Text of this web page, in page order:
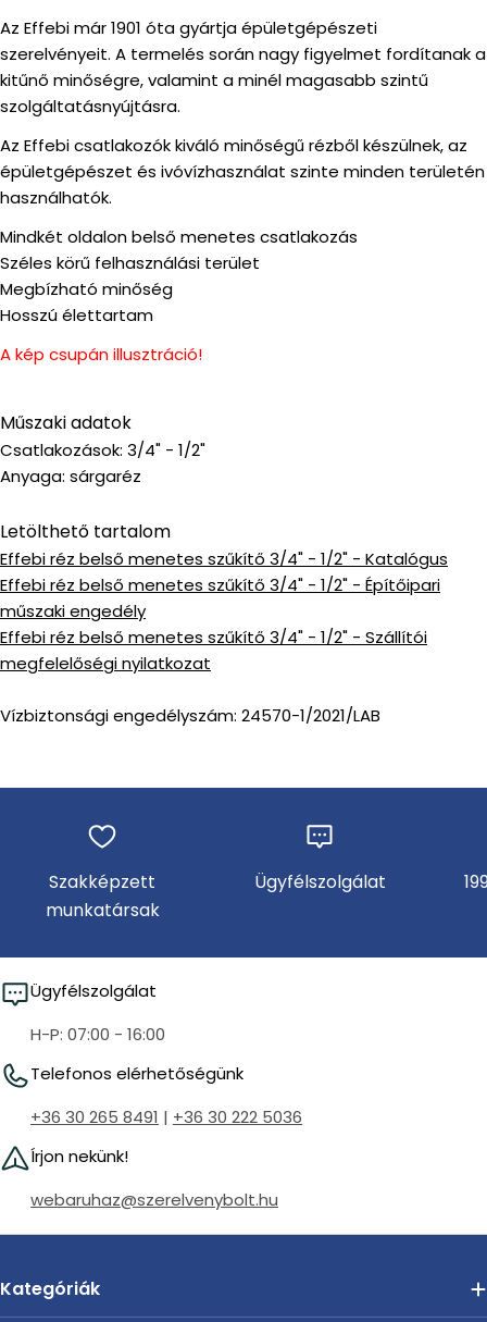
Az Effebi már 1901 óta gyártja épületgépészeti
szerelvényeit. A termelés során nagy figyelmet fordítanak a
kitűnő minőségre, valamint a minél magasabb szintű
szolgáltatásnyújtásra.
Az Effebi csatlakozók kiváló minőségű rézből készülnek, az
épületgépészet és ivóvízhasználat szinte minden területén
használhatók.
Mindkét oldalon belső menetes csatlakozás
Széles körű felhasználási terület
Megbízható minőség
Hosszú élettartam
A kép csupán illusztráció!
Műszaki adatok
Csatlakozások: 3/4" - 1/2"
Anyaga: sárgaréz
Letölthető tartalom
Effebi réz belső menetes szűkítő 3/4" - 1/2" - Katalógus
Effebi réz belső menetes szűkítő 3/4" - 1/2" - Építőipari
műszaki engedély
Effebi réz belső menetes szűkítő 3/4" - 1/2" - Szállítói
megfelelőségi nyilatkozat
Vízbiztonsági engedélyszám: 24570-1/2021/LAB
Szakképzett
munkatársak
Ügyfélszolgálat
Ügyfélszolgálat
H-P: 07:00 - 16:00
Telefonos elérhetőségünk
+36 30 265 8491 | +36 30 222 5036
Írjon nekünk!
webaruhaz@szerelvenybolt.hu
Kategóriák